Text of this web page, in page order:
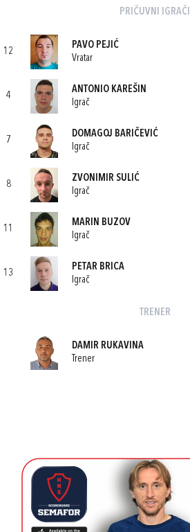
PRIČUVNI IGRAČI
12
PAVO PEJIĆ
Vratar
4
ANTONIO KAREŠIN
Igrač
7
DOMAGOJ BARIČEVIĆ
Igrač
8
ZVONIMIR SULIĆ
Igrač
11
MARIN BUZOV
Igrač
13
PETAR BRICA
Igrač
TRENER
DAMIR RUKAVINA
Trener